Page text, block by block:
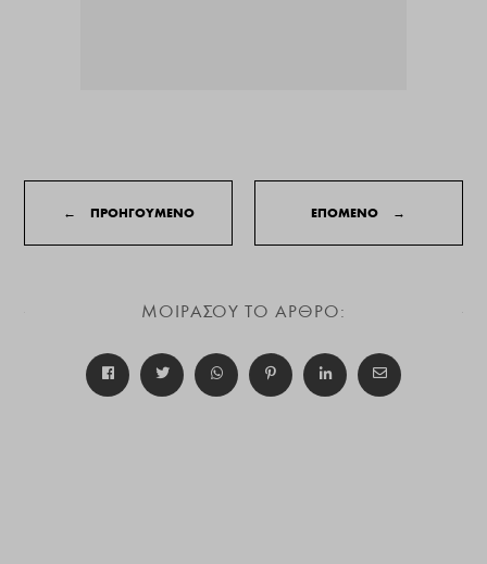
← ΠΡΟΗΓΟΥΜΕΝΟ ΕΠΟΜΕΝΟ →
ΜΟΙΡΑΣΟΥ ΤΟ ΑΡΘΡΟ: